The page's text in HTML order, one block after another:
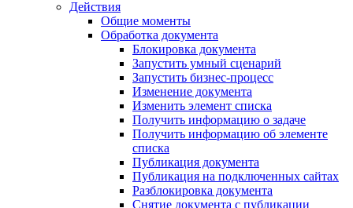
Действия
Общие моменты
Обработка документа
Блокировка документа
Запустить умный сценарий
Запустить бизнес-процесс
Изменение документа
Изменить элемент списка
Получить информацию о задаче
Получить информацию об элементе
списка
Публикация документа
Публикация на подключенных сайтах
Разблокировка документа
Снятие документа с публикации